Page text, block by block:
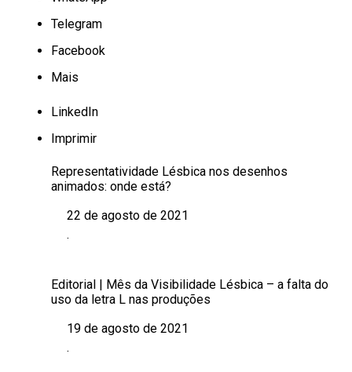
Telegram
Facebook
Mais
LinkedIn
Imprimir
Representatividade Lésbica nos desenhos
animados: onde está?
Data
22 de agosto de 2021
Em relação a
.
Editorial | Mês da Visibilidade Lésbica – a falta do
uso da letra L nas produções
Data19 de agosto de 2021
Em relação a
.